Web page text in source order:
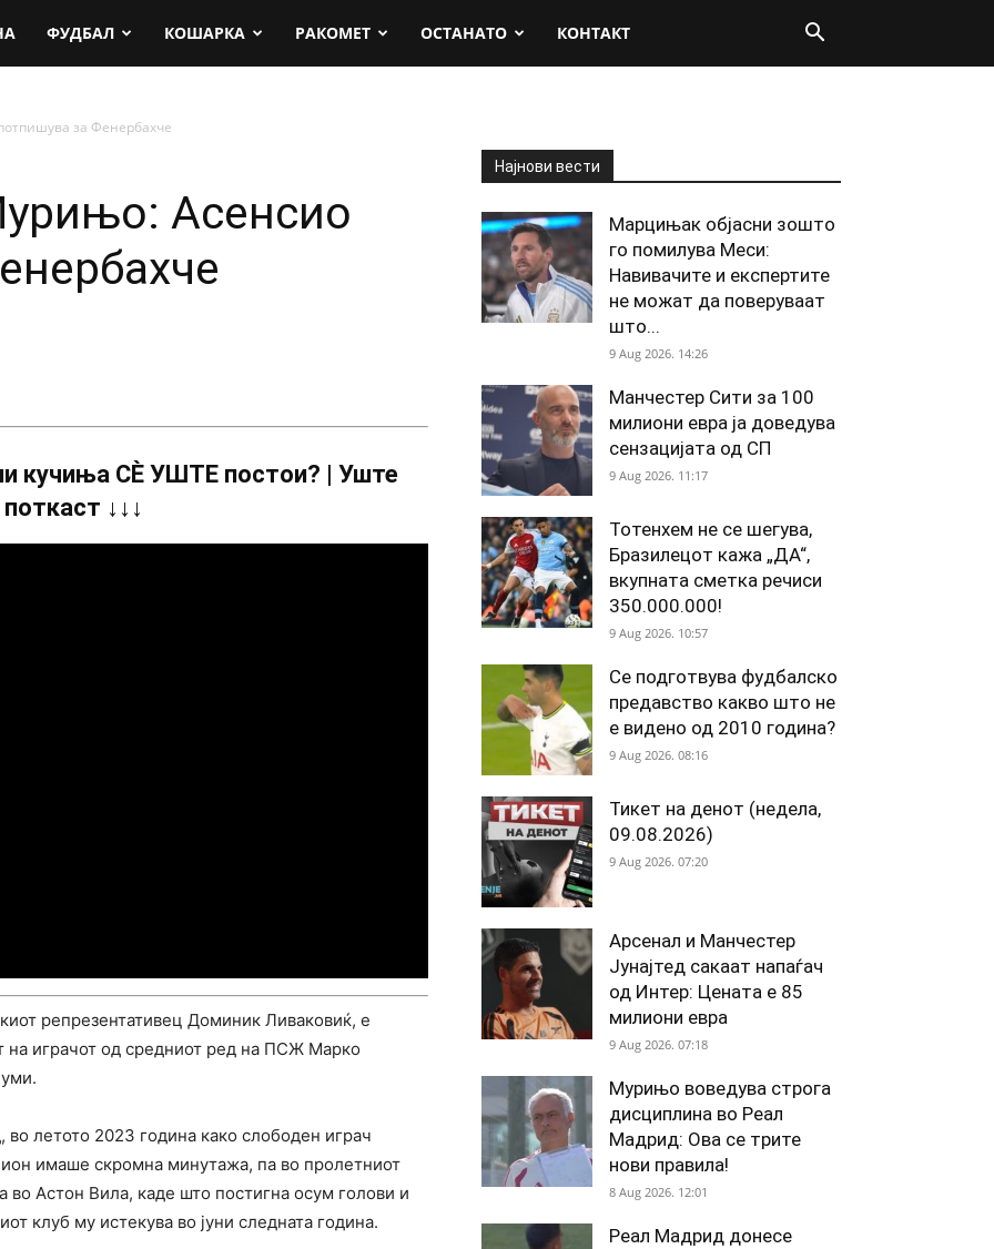
ФУДБАЛ КОШАРКА РАКОМЕТ ОСТАНАТО КОНТАКТ
за Фенербахче
Асенсио
кучиња СÈ УШТЕ постои? | Уште
↓↓↓
репрезентативец Доминик Ливаковиќ, е
на играчот од средниот ред на ПСЖ Марко
летото 2023 година како слободен играч
имаше скромна минутажа, па во пролетниот
во Астон Вила, каде што постигна осум голови и
клуб му истекува во јуни следната година.
Најнови вести
Марцињак објасни зошто
го помилува Меси:
Навивачите и експертите
не можат да поверуваат
што...
9 Aug 2026. 14:26
Манчестер Сити за 100
милиони евра ја доведува
сензацијата од СП
9 Aug 2026. 11:17
Тотенхем не се шегува,
Бразилецот кажа „ДА“,
вкупната сметка речиси
350.000.000!
9 Aug 2026. 10:57
Се подготвува фудбалско
предавство какво што не
е видено од 2010 година?
9 Aug 2026. 08:16
Тикет на денот (недела,
09.08.2026)
9 Aug 2026. 07:20
Арсенал и Манчестер
Јунајтед сакаат напаѓач
од Интер: Цената е 85
милиони евра
9 Aug 2026. 07:18
Мурињо воведува строга
дисциплина во Реал
Мадрид: Ова се трите
нови правила!
8 Aug 2026. 12:01
Реал Мадрид донесе